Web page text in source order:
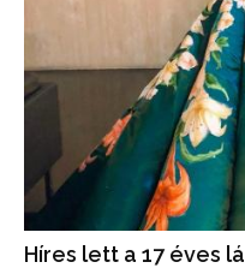
Híres lett a 17 éves